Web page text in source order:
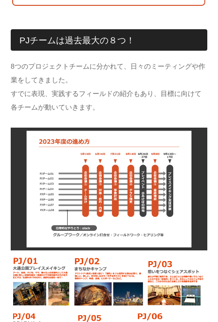
PJチームは過去最大の８つ！
8つのプロジェクトチームに分かれて、日々のミーティングや作
業をしてきました。
すでに表現、実践するフィールドの紹介もあり、目標に向けて
各チームが動いていきます。